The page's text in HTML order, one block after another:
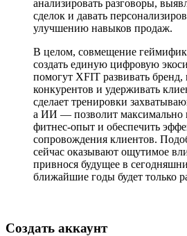
анализировать разговоры,
сделок и давать
улучшению навыков продаж.
В целом, совмещение
создать единую цифровую
помогут XFIT развивать бренд,
конкурентов и удерживать
сделает тренировки
а ИИ — позволит максимально
фитнес-опыт и обеспечить
сопровождения клиентов.
сейчас оказывают ощутимое
привнося будущее в
ближайшие годы будет только
Создать аккаунт